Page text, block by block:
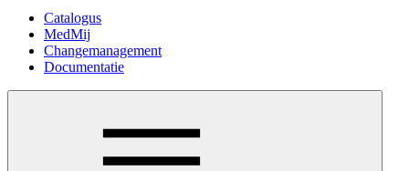
Catalogus
MedMij
Changemanagement
Documentatie